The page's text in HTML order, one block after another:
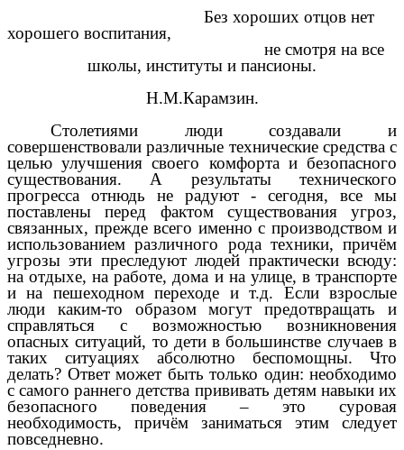
Без хороших отцов нет
хорошего воспитания,
не смотря на все
школы, институты и пансионы.
Н.М.Карамзин.
Столетиями люди создавали и
совершенствовали различные технические средства с
целью улучшения своего комфорта и безопасного
существования. А результаты технического
прогресса отнюдь не радуют - сегодня, все мы
поставлены перед фактом существования угроз,
связанных, прежде всего именно с производством и
использованием различного рода техники, причём
угрозы эти преследуют людей практически всюду:
на отдыхе, на работе, дома и на улице, в транспорте
и на пешеходном переходе и т.д. Если взрослые
люди каким-то образом могут предотвращать и
справляться с возможностью возникновения
опасных ситуаций, то дети в большинстве случаев в
таких ситуациях абсолютно беспомощны. Что
делать? Ответ может быть только один: необходимо
с самого раннего детства прививать детям навыки их
безопасного поведения – это суровая
необходимость, причём заниматься этим следует
повседневно.